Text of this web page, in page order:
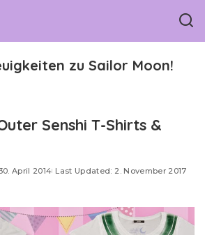
zu Sailor Moon!
Senshi T-Shirts &
April 2014 Last Updated: 2. November 2017